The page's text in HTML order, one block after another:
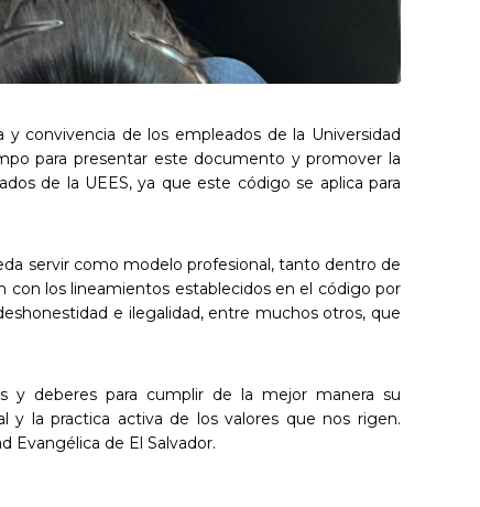
convivencia de los empleados de la Universidad
para presentar este documento y promover la
de la UEES, ya que este código se aplica para
servir como modelo profesional, tanto dentro de
con los lineamientos establecidos en el código por
e ilegalidad, entre muchos otros, que
y deberes para cumplir de la mejor manera su
y la practica activa de los valores que nos rigen.
Evangélica de El Salvador.